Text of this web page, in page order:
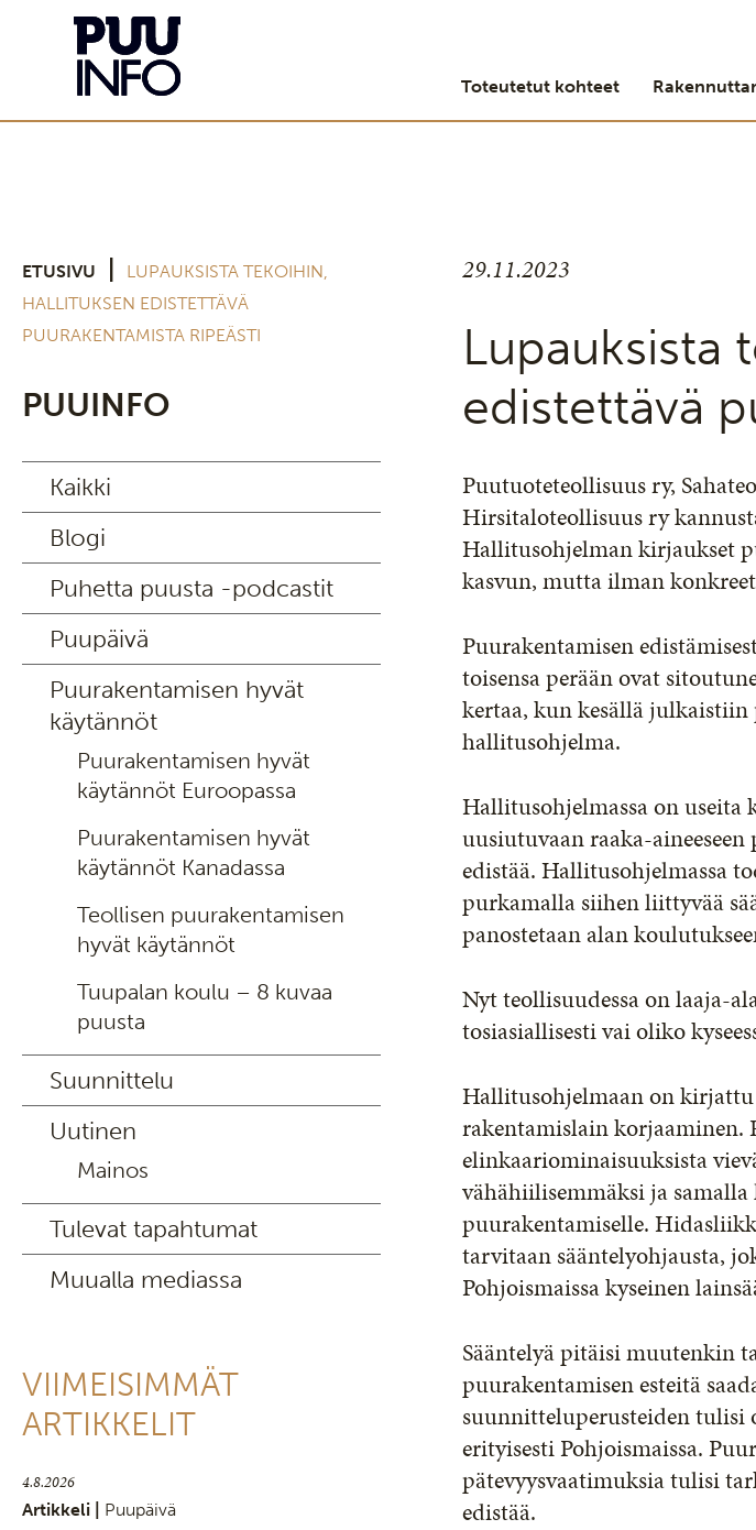
Toteutetut kohteet
ETUSIVU
LUPAUKSISTA TEKOIHIN,
HALLITUKSEN EDISTETTÄVÄ
PUURAKENTAMISTA RIPEÄSTI
PUUINFO
Kaikki
Blogi
Puhetta puusta -podcastit
Puupäivä
Puurakentamisen hyvät
käytännöt
Puurakentamisen hyvät
käytännöt Euroopassa
Puurakentamisen hyvät
käytännöt Kanadassa
Teollisen puurakentamisen
hyvät käytännöt
Tuupalan koulu – 8 kuvaa
puusta
Suunnittelu
Uutinen
Mainos
Tulevat tapahtumat
Muualla mediassa
VIIMEISIMMÄT
ARTIKKELIT
4.8.2026
Artikkeli | Puupäivä
29.11.2023
Lupauksista
edistettävä
Puutuoteteollisuus ry,
Hirsitaloteollisuus ry
Hallitusohjelman kirjaukset
kasvun, mutta ilman
Puurakentamisen
toisensa perään ovat
kertaa, kun kesällä
hallitusohjelma.
Hallitusohjelmassa on
uusiutuvaan raaka-
edistää. Hallitusohjelmassa
purkamalla siihen liittyvää
panostetaan alan
Nyt teollisuudessa on laaja-
tosiasiallisesti vai oliko
Hallitusohjelmaan on kirjattu
rakentamislain korjaaminen.
elinkaariominaisuuksista
vähähiilisemmäksi ja
puurakentamiselle.
tarvitaan sääntelyohjausta,
Pohjoismaissa kyseinen
Sääntelyä pitäisi muutenkin
puurakentamisen esteitä
suunnitteluperusteiden tulisi
erityisesti Pohjoismaissa.
pätevyysvaatimuksia tulisi
edistää.